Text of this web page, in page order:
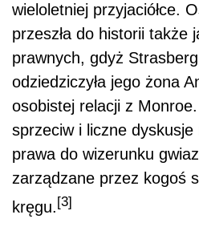
wieloletniej przyjaciółce.
przeszła do historii także
prawnych, gdyż
odziedziczyła jego żona
osobistej relacji z Monroe.
sprzeciw i liczne
prawa do wizerunku
zarządzane przez kogoś
kręgu. [3]